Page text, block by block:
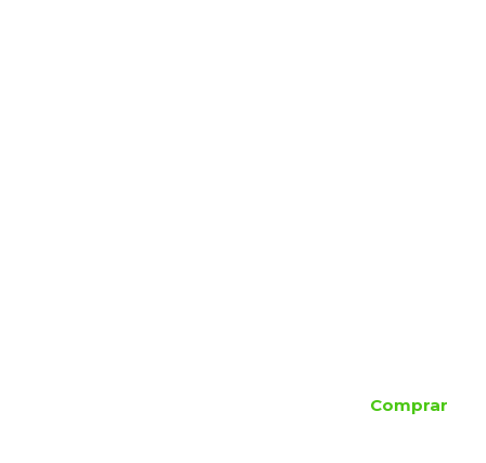
Comprar